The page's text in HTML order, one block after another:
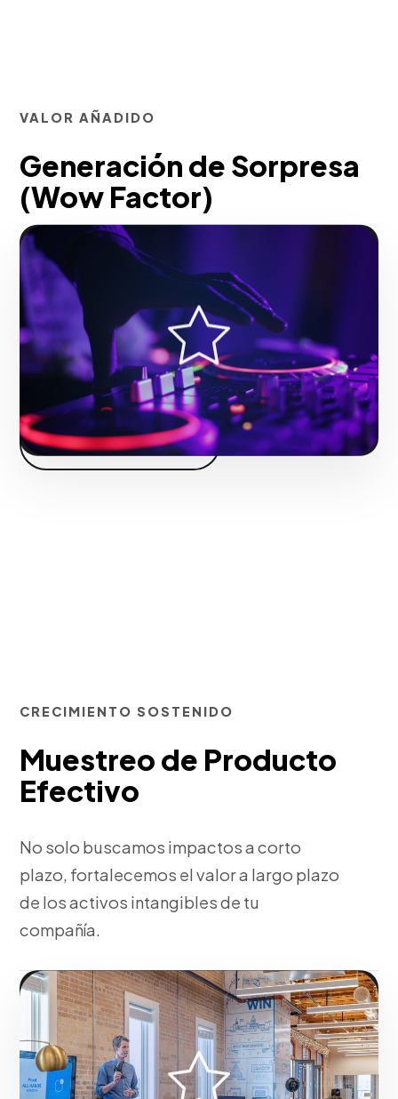
VALOR AÑADIDO
Generación de Sorpresa
(Wow Factor)
Construyes una máquina de relaciones
públicas y alcance que cultiva el deseo y
la confianza masiva en el consumidor.
Fase 2:Despliegue operativo y tácticas de tracción.
Iniciar proyecto
CRECIMIENTO SOSTENIDO
Muestreo de Producto
Efectivo
No solo buscamos impactos a corto
plazo, fortalecemos el valor a largo plazo
de los activos intangibles de tu
compañía.
Fase 3:Monitoreo, análisis de KPIs y reportes
ejecutivos.
Hacerlo realidad